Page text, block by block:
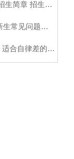
热点|石家庄冀联医学中等专业学校2026年招生简章 招生代码：6139
2026年报考石家庄冀联医学中等专业学校新生常见问题汇总
石家庄冀联医学中等专业学校管理严不严？适合自律差的孩子吗？